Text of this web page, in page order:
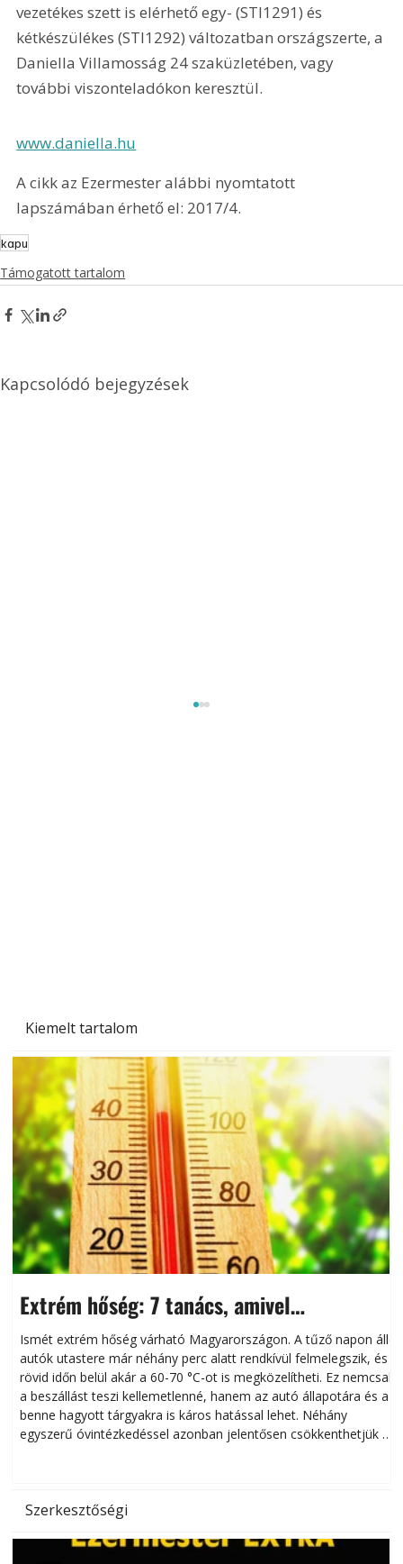
Kiemelt tartalom
Extrém hőség: 7 tanács, amivel
megóvhatjuk autónkat a nyári károktól
Ismét extrém hőség várható Magyarországon. A tűző napon álló
autók utastere már néhány perc alatt rendkívül felmelegszik, és
rövid időn belül akár a 60-70 °C-ot is megközelítheti. Ez nemcsak
a beszállást teszi kellemetlenné, hanem az autó állapotára és a
benne hagyott tárgyakra is káros hatással lehet. Néhány
egyszerű óvintézkedéssel azonban jelentősen csökkenthetjük a
Szerkesztőségi
vezetékes szett is elérhető egy- (STI1291) és
kétkészülékes (STI1292) változatban országszerte, a
Daniella Villamosság 24 szaküzletében, vagy
további viszonteladókon keresztül.
www.daniella.hu
A cikk az Ezermester alábbi nyomtatott
lapszámában érhető el: 2017/4.
kapu
Támogatott tartalom
Kapcsolódó bejegyzések